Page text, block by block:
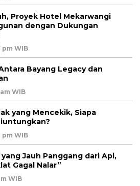
Proyek Hotel Mekarwangi
dengan Dukungan
pm WIB
Bayang Legacy dan
WIB
yang Mencekik, Siapa
pm WIB
Jauh Panggang dari Api,
Gagal Nalar”
WIB